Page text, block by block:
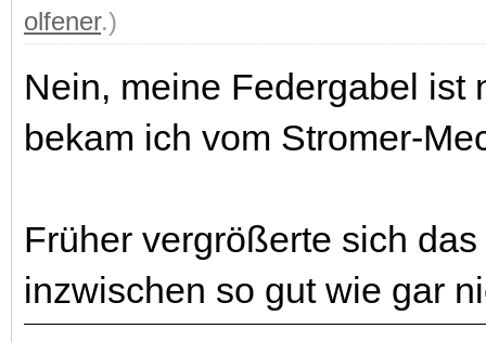
olfener.)
Nein, meine Federgabel ist
bekam ich vom Stromer-
Früher vergrößerte sich
inzwischen so gut wie gar